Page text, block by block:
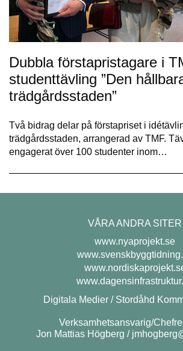
Dubbla förstapristagare i
studenttävling ”Den
trädgårdsstaden”
Två bidrag delar på förstapriset i
trädgårdsstaden, arrangerad av TMF.
engagerat över 100 studenter inom…
VÅRA ANDRA SITER
www.nyaprojekt.se
Digitala Medier / Stordåhd
Verksamhetsansvarig/
Jon Mattias Högberg /